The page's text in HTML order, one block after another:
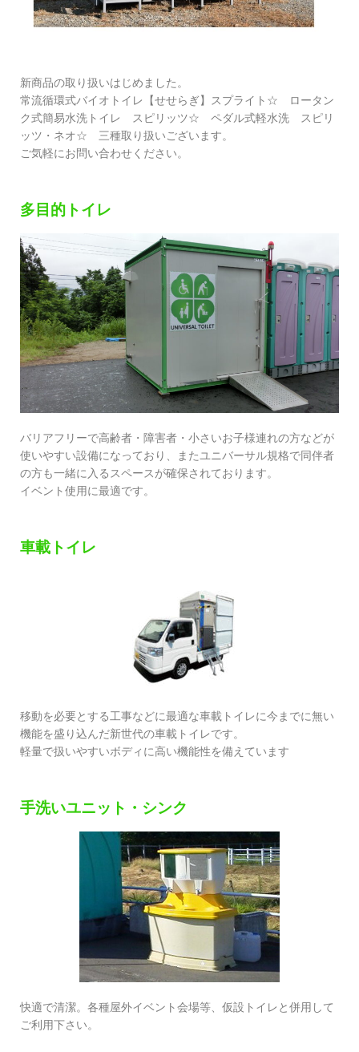
新商品の取り扱いはじめました。
常流循環式バイオトイレ【せせらぎ】スプライト☆ ロータン
ク式簡易水洗トイレ スピリッツ☆ ペダル式軽水洗 スピリ
ッツ・ネオ☆ 三種取り扱いございます。
ご気軽にお問い合わせください。
多目的トイレ
バリアフリーで高齢者・障害者・小さいお子様連れの方などが
使いやすい設備になっており、またユニバーサル規格で同伴者
の方も一緒に入るスペースが確保されております。
イベント使用に最適です。
車載トイレ
移動を必要とする工事などに最適な車載トイレに今までに無い
機能を盛り込んだ新世代の車載トイレです。
軽量で扱いやすいボディに高い機能性を備えています
手洗いユニット・シンク
快適で清潔。各種屋外イベント会場等、仮設トイレと併用して
ご利用下さい。